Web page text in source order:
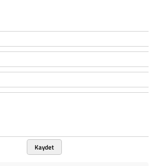
Kaydet